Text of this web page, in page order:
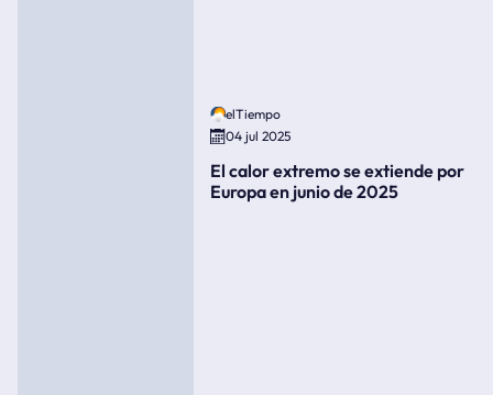
elTiempo
04 jul 2025
El calor extremo se extiende por
Europa en junio de 2025